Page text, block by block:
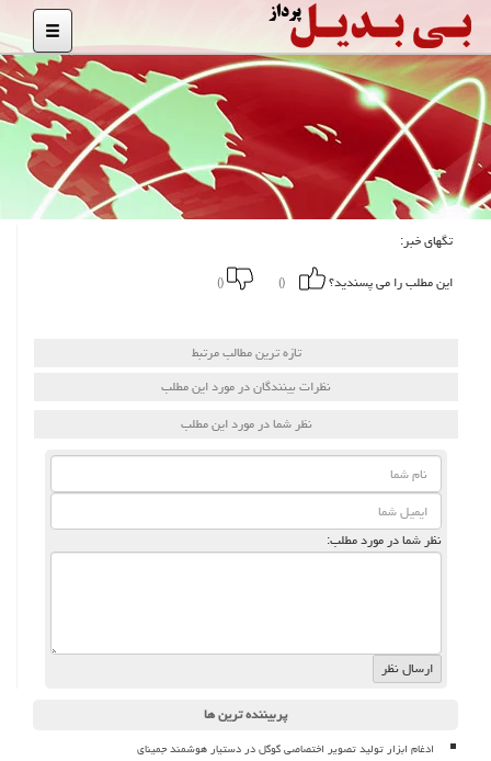
تگهای خبر:
این مطلب را می پسندید؟
()
()
تازه ترین مطالب مرتبط
نظرات بینندگان در مورد این مطلب
نظر شما در مورد این مطلب
نظر شما در مورد مطلب:
پربیننده ترین ها
ادغام ابزار تولید تصویر اختصاصی گوگل در دستیار هوشمند جمینای